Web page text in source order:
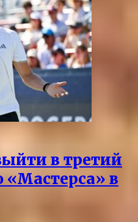
в третий
«Мастерса» в